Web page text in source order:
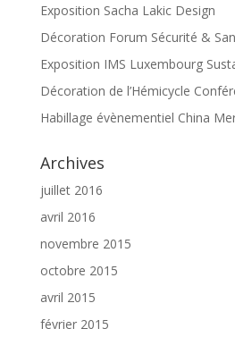
Exposition Sacha Lakic Design
Décoration Forum Sécurité &
Exposition IMS Luxembourg
Décoration de l’Hémicycle
Habillage évènementiel China
Archives
juillet 2016
avril 2016
novembre 2015
octobre 2015
avril 2015
février 2015